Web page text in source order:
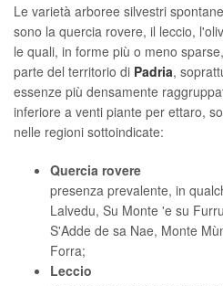
Le varietà arboree silvestri
sono la quercia rovere, il leccio,
le quali, in forme più o meno
parte del territorio di Padria,
essenze più densamente
inferiore a venti piante per ettaro,
nelle regioni sottoindicate:
Quercia rovere
presenza prevalente, in
Lalvedu, Su Monte 'e su
S'Adde de sa Nae, Monte
Forra;
Leccio